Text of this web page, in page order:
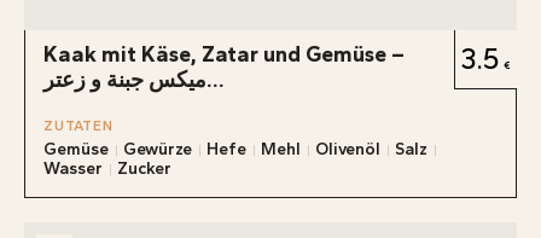
Kaak mit Käse, Zatar und Gemüse –
ميكس جبنة و زعتر...
3.5
ZUTATEN
Gemüse Gewürze Hefe Mehl Olivenöl
Salz
Wasser
Zucker